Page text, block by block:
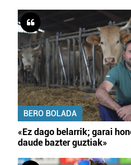
BERO BOLADA
«Ez dago belarrik; garai
daude bazter guztiak»